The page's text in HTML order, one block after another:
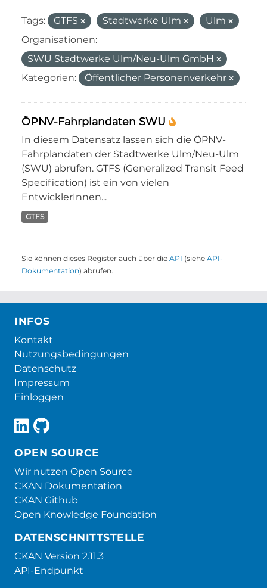
Tags: GTFS Stadtwerke Ulm
Ulm
Organisationen:
SWU Stadtwerke Ulm/Neu-Ulm GmbH
Kategorien:
Öffentlicher Personenverkehr
ÖPNV-Fahrplandaten SWU
In diesem Datensatz lassen sich die ÖPNV-
Fahrplandaten der Stadtwerke Ulm/Neu-Ulm
(SWU) abrufen. GTFS (Generalized Transit Feed
Specification) ist ein von vielen
EntwicklerInnen...
GTFS
Sie können dieses Register auch über die API (siehe API-
Dokumentation) abrufen.
INFOS
Kontakt
Nutzungsbedingungen
Datenschutz
Impressum
Einloggen
OPEN SOURCE
Wir nutzen Open Source
CKAN Dokumentation
CKAN Github
Open Knowledge Foundation
DATENSCHNITTSTELLE
CKAN Version 2.11.3
API-Endpunkt